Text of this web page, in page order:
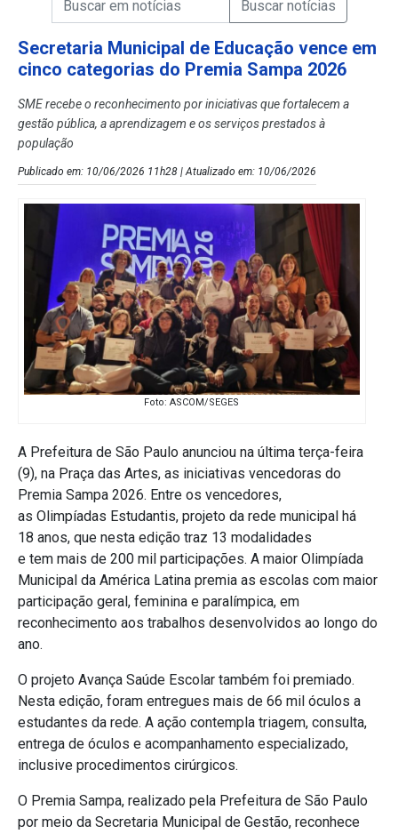
Secretaria Municipal de Educação vence em
cinco categorias do Premia Sampa 2026
SME recebe o reconhecimento por iniciativas que fortalecem a
gestão pública, a aprendizagem e os serviços prestados à
população
Publicado em: 10/06/2026 11h28 | Atualizado em: 10/06/2026
Foto: ASCOM/SEGES
A Prefeitura de São Paulo anunciou na última terça-feira
(9), na Praça das Artes, as iniciativas vencedoras do
Premia Sampa 2026. Entre os vencedores,
as Olimpíadas Estudantis, projeto da rede municipal há
18 anos, que nesta edição traz 13 modalidades
e tem mais de 200 mil participações. A maior Olimpíada
Municipal da América Latina premia as escolas com maior
participação geral, feminina e paralímpica, em
reconhecimento aos trabalhos desenvolvidos ao longo do
ano.
O projeto Avança Saúde Escolar também foi premiado.
Nesta edição, foram entregues mais de 66 mil óculos a
estudantes da rede. A ação contempla triagem, consulta,
entrega de óculos e acompanhamento especializado,
inclusive procedimentos cirúrgicos.
O Premia Sampa, realizado pela Prefeitura de São Paulo
por meio da Secretaria Municipal de Gestão, reconhece